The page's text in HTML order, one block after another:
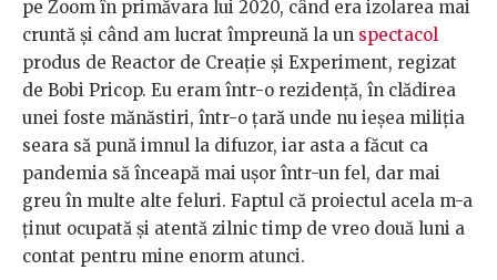
pe Zoom în primăvara lui 2020, când era izolarea mai
cruntă și când am lucrat împreună la un spectacol
produs de Reactor de Creație și Experiment, regizat
de Bobi Pricop. Eu eram într-o rezidență, în clădirea
unei foste mănăstiri, într-o țară unde nu ieșea miliția
seara să pună imnul la difuzor, iar asta a făcut ca
pandemia să înceapă mai ușor într-un fel, dar mai
greu în multe alte feluri. Faptul că proiectul acela m-a
ținut ocupată și atentă zilnic timp de vreo două luni a
contat pentru mine enorm atunci.